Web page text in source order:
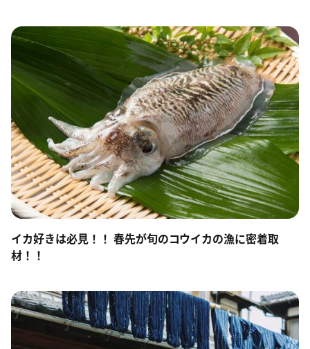
イカ好きは必見！！ 春先が旬のコウイカの漁に密着取
材！！